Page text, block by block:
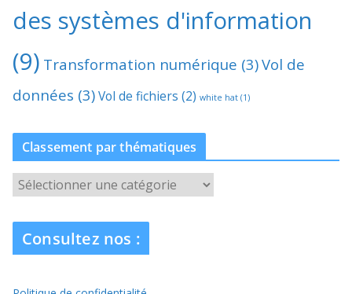
des systèmes d'information
(9) Transformation numérique (3)Vol de
données (3)Vol de fichiers (2) white hat (1)
Classement par thématiques
l
a
Consultez nos :